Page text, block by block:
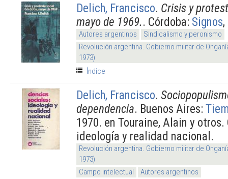
Delich, Francisco. Crisis y
mayo de 1969.. Córdoba: Signos
Autores argentinos
Sindicalismo y peronismo
Revolución argentina. Gobierno militar de
1973)
Índice
Delich, Francisco.
dependencia. Buenos Aires:
1970. en Touraine, Alain y
ideología y realidad nacional.
Revolución argentina. Gobierno militar de
1973)
Campo intelectual
Autores argentinos